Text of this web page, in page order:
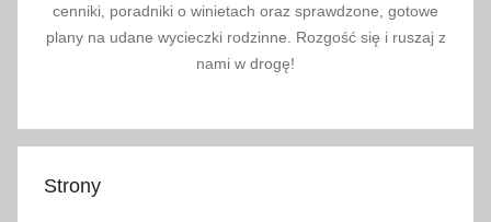
cenniki, poradniki o winietach oraz sprawdzone, gotowe
plany na udane wycieczki rodzinne. Rozgość się i ruszaj z
nami w drogę!
Strony